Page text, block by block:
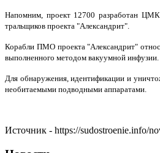
Напомним, проект 12700 разработан
тральщиков проекта "Александрит".
Корабли ПМО проекта "Александрит"
выполненного методом вакуумной
Для обнаружения, идентификации и
необитаемыми подводными аппаратами.
Источник - https://sudostroenie.info/